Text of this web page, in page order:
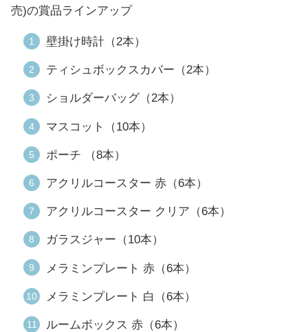
売)の賞品ラインアップ
壁掛け時計（2本）
ティシュボックスカバー（2本）
ショルダーバッグ（2本）
マスコット（10本）
ポーチ （8本）
アクリルコースター 赤（6本）
アクリルコースター クリア（6本）
ガラスジャー（10本）
メラミンプレート 赤（6本）
メラミンプレート 白（6本）
ルームボックス 赤（6本）